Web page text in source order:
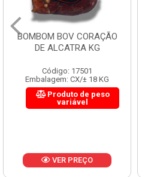
BOMBOM BOV CORAÇÃO
DE ALCATRA KG
Código: 17501
Embalagem: CX/± 18 KG
Produto de peso
variável
VER PREÇO